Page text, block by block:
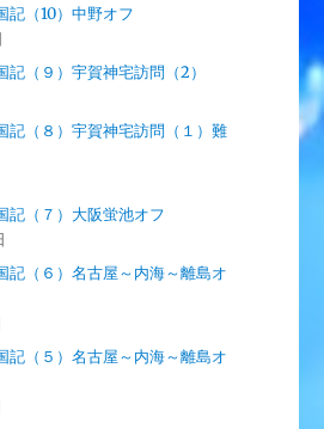
記（10）中野オフ
（９）宇賀神宅訪問（2）
記（８）宇賀神宅訪問（１）難
記（７）大阪蛍池オフ
記（６）名古屋～内海～離島オ
記（５）名古屋～内海～離島オ